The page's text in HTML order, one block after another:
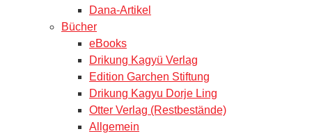
Dana-Artikel
Bücher
eBooks
Drikung Kagyü Verlag
Edition Garchen Stiftung
Drikung Kagyu Dorje Ling
Otter Verlag (Restbestände)
Allgemein